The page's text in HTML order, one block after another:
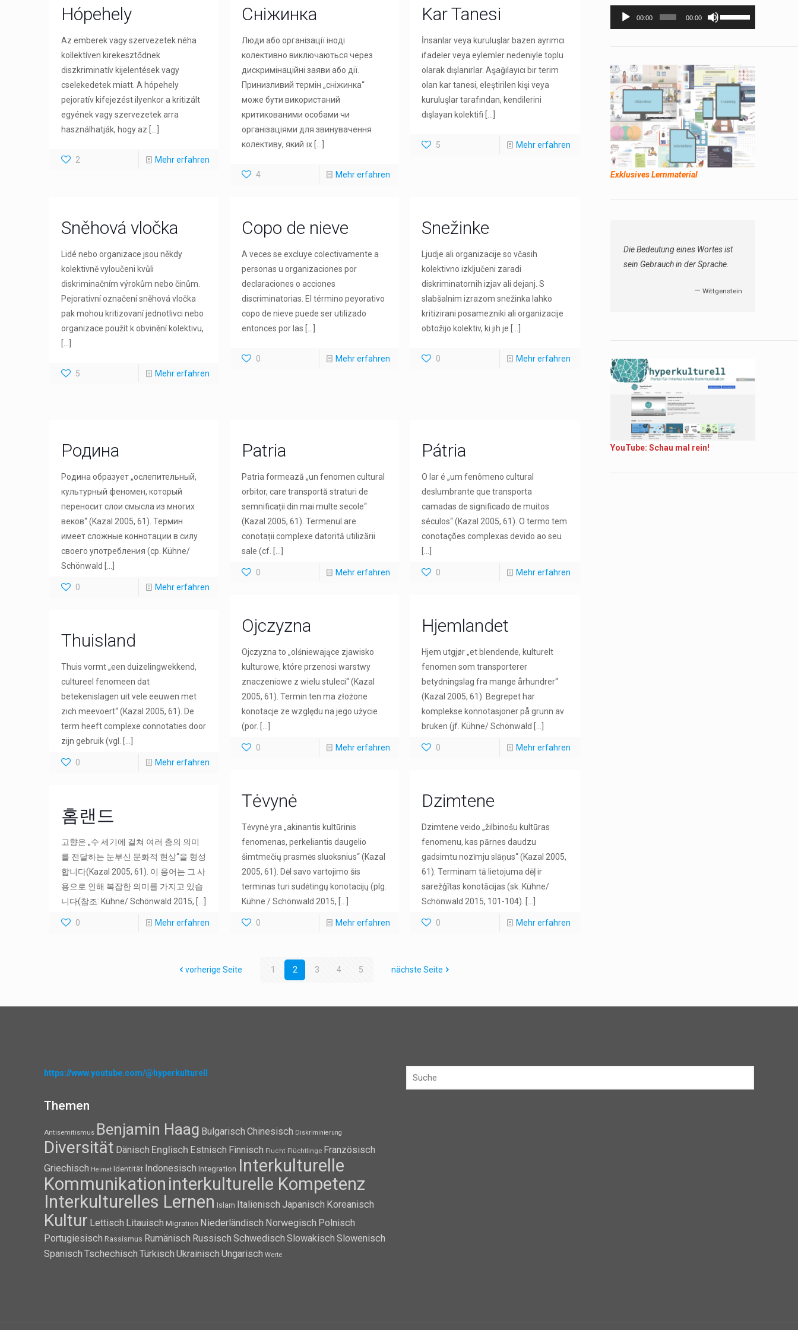
Hópehely
Az emberek vagy szervezetek néha
kollektíven kirekesztődnek
diszkriminatív kijelentések vagy
cselekedetek miatt. A hópehely
pejoratív kifejezést ilyenkor a kritizált
egyének vagy szervezetek arra
használhatják, hogy az
2 Mehr erfahren
Сніжинка
Люди або організації іноді
колективно виключаються через
дискримінаційні заяви або дії.
Принизливий термін „сніжинка“
може бути використаний
критикованими особами чи
організаціями для звинувачення
колективу, який їх[…]
4 Mehr erfahren
Kar Tanesi
İnsanlar veya kuruluşlar bazen ayrımcı
ifadeler veya eylemler nedeniyle toplu
olarak dışlanırlar. Aşağılayıcı bir terim
olan kar tanesi, eleştirilen kişi veya
kuruluşlar tarafından, kendilerini
dışlayan kolektifi
5 Mehr erfahren
Sněhová vločka
Lidé nebo organizace jsou někdy
kolektivně vyloučeni kvůli
diskriminačním výrokům nebo činům.
Pejorativní označení sněhová vločka
pak mohou kritizovaní jednotlivci nebo
organizace použít k obvinění kolektivu,
5 Mehr erfahren
Copo de nieve
A veces se excluye colectivamente a
personas u organizaciones por
declaraciones o acciones
discriminatorias. El término peyorativo
copo de nieve puede ser utilizado
entonces por las
0 Mehr erfahren
Snežinke
Ljudje ali organizacije so včasih
kolektivno izključeni zaradi
diskriminatornih izjav ali dejanj. S
slabšalnim izrazom snežinka lahko
kritizirani posamezniki ali organizacije
obtožijo kolektiv, ki jih je
0 Mehr erfahren
Родина
Родина образует „ослепительный,
культурный феномен, который
переносит слои смысла из многих
веков“ (Kazal 2005, 61). Термин
имеет сложные коннотации в силу
своего употребления (ср. Kühne/
Schönwald
0 Mehr erfahren
Patria
Patria formează „un fenomen cultural
orbitor, care transportă straturi de
semnificații din mai multe secole“
(Kazal 2005, 61). Termenul are
conotații complexe datorită utilizării
sale (cf.
0 Mehr erfahren
Pátria
O lar é „um fenômeno cultural
deslumbrante que transporta
camadas de significado de muitos
séculos“ (Kazal 2005, 61). O termo tem
conotações complexas devido ao seu
0 Mehr erfahren
Ojczyzna
Ojczyzna to „olśniewające zjawisko
kulturowe, które przenosi warstwy
znaczeniowe z wielu stuleci“ (Kazal
2005, 61). Termin ten ma złożone
konotacje ze względu na jego użycie
(por.
0 Mehr erfahren
Hjemlandet
Hjem utgjør „et blendende, kulturelt
fenomen som transporterer
betydningslag fra mange århundrer“
(Kazal 2005, 61). Begrepet har
komplekse konnotasjoner på grunn av
bruken (jf. Kühne/ Schönwald
0 Mehr erfahren
Thuisland
Thuis vormt „een duizelingwekkend,
cultureel fenomeen dat
betekenislagen uit vele eeuwen met
zich meevoert“ (Kazal 2005, 61). De
term heeft complexe connotaties door
zijn gebruik (vgl.
0 Mehr erfahren
Tėvynė
Tėvynė yra „akinantis kultūrinis
fenomenas, perkeliantis daugelio
šimtmečių prasmės sluoksnius“ (Kazal
2005, 61). Dėl savo vartojimo šis
terminas turi sudėtingų konotacijų (plg.
Kühne / Schönwald 2015,
0 Mehr erfahren
Dzimtene
Dzimtene veido „žilbinošu kultūras
fenomenu, kas pārnes daudzu
gadsimtu nozīmju slāņus“ (Kazal 2005,
61). Terminam tā lietojuma dēļ ir
sarežģītas konotācijas (sk. Kühne/
Schönwald 2015, 101-104).
0 Mehr erfahren
홈랜드
고향은 „수 세기에 걸쳐 여러 층의 의미
를 전달하는 눈부신 문화적 현상“을 형성
합니다(Kazal 2005, 61). 이 용어는 그 사
용으로 인해 복잡한 의미를 가지고 있습
니다(참조: Kühne/ Schönwald 2015,
0 Mehr erfahren
vorherige Seite 1 2 3 4 5 nächste Seite
Audio-
00:00 00:00
die
Lautstärke
zu
regeln.
Exklusives Lernmaterial
Die Bedeutung eines Wortes ist
sein Gebrauch in der Sprache.
— Wittgenstein
YouTube: Schau mal rein!
https://www.youtube.com/@hyperkulturell
Themen
Antisemitismus Benjamin Haag Bulgarisch Chinesisch Diskriminierung
Diversität Dänisch Englisch Estnisch Finnisch Flucht Flüchtlinge Französisch
Griechisch Heimat Identität Indonesisch Integration Interkulturelle
Kommunikation interkulturelle Kompetenz
Interkulturelles Lernen
Islam Italienisch Japanisch Koreanisch
Kultur Lettisch Litauisch Migration Niederländisch Norwegisch Polnisch
Portugiesisch Rassismus Rumänisch Russisch Schwedisch Slowakisch Slowenisch
Spanisch Tschechisch Türkisch Ukrainisch Ungarisch Werte